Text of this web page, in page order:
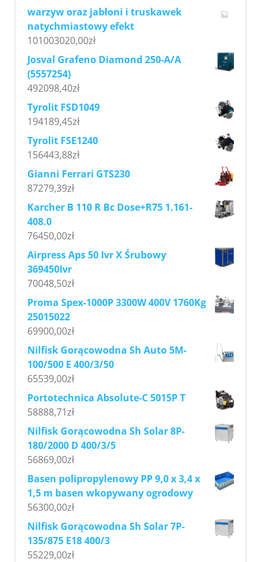
warzyw oraz jabłoni i truskawek
natychmiastowy efekt
101003020,00zł
Josval Grafeno Diamond 250-A/A
(5557254)
492098,40zł
Tyrolit FSD1049
194189,45zł
Tyrolit FSE1240
156443,88zł
Gianni Ferrari GTS230
87279,39zł
Karcher B 110 R Bc Dose+R75 1.161-
408.0
76450,00zł
Airpress Aps 50 Ivr X Śrubowy
369450Ivr
70048,50zł
Proma Spex-1000P 3300W 400V 1760Kg
25015022
69900,00zł
Nilfisk Gorącowodna Sh Auto 5M-
100/500 E 400/3/50
65539,00zł
Portotechnica Absolute-C 5015P T
58888,71zł
Nilfisk Gorącowodna Sh Solar 8P-
180/2000 D 400/3/5
56869,00zł
Basen polipropylenowy PP 9,0 x 3,4 x
1,5 m basen wkopywany ogrodowy
56300,00zł
Nilfisk Gorącowodna Sh Solar 7P-
135/875 E18 400/3
55229,00zł